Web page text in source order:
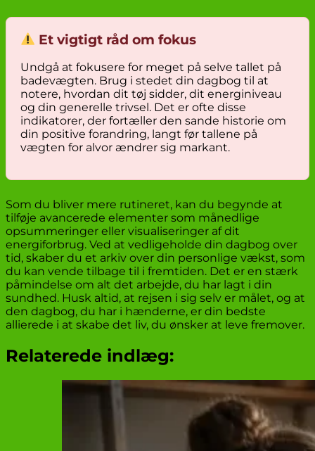
Et vigtigt råd om fokus
Undgå at fokusere for meget på selve tallet på
badevægten. Brug i stedet din dagbog til at
notere, hvordan dit tøj sidder, dit energiniveau
og din generelle trivsel. Det er ofte disse
indikatorer, der fortæller den sande historie om
din positive forandring, langt før tallene på
vægten for alvor ændrer sig markant.
Som du bliver mere rutineret, kan du begynde at
tilføje avancerede elementer som månedlige
opsummeringer eller visualiseringer af dit
energiforbrug. Ved at vedligeholde din dagbog over
tid, skaber du et arkiv over din personlige vækst, som
du kan vende tilbage til i fremtiden. Det er en stærk
påmindelse om alt det arbejde, du har lagt i din
sundhed. Husk altid, at rejsen i sig selv er målet, og at
den dagbog, du har i hænderne, er din bedste
allierede i at skabe det liv, du ønsker at leve fremover.
Relaterede indlæg: